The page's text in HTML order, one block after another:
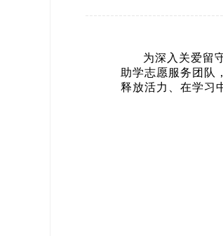
为深入关爱留
助学志愿服务团队
释放活力、在学习